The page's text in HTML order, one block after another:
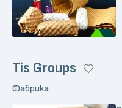
Tis Groups
Фабрика